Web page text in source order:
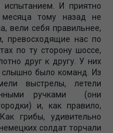
И приятно
тому назад не
вели себя правильнее,
превосходящие нас по
по ту сторону шоссе,
друг к другу. У них
слышно было команд. Из
выстрелы, летели
ручками (они
и, как правило,
грибы, удивительно
солдат торчали